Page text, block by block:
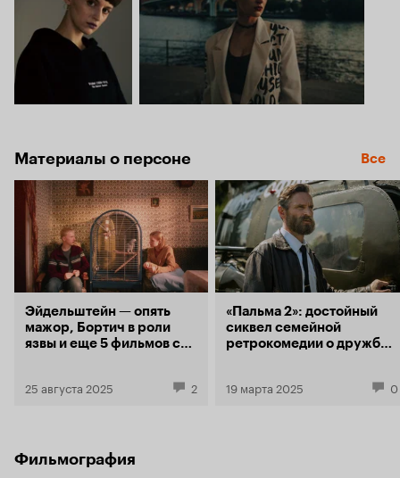
Материалы о персоне Все
Эйдельштейн — опять
мажор, Бортич в роли
язвы и еще 5 фильмов с
25 августа 2025 2
«Пальма 2»: достойный
сиквел семейной
ретрокомедии о дружбе
19 марта 2025 0
Фильмография